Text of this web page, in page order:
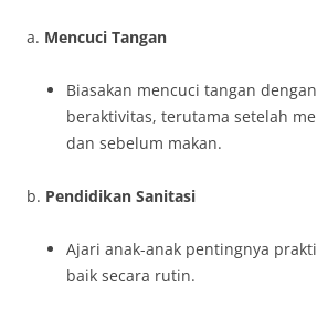
a. Mencuci Tangan
Biasakan mencuci tangan
beraktivitas, terutama setelah
dan sebelum makan.
b. Pendidikan Sanitasi
Ajari anak-anak pentingnya
baik secara rutin.